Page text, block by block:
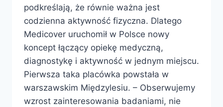
podkreślają, że równie ważna jest
codzienna aktywność fizyczna. Dlatego
Medicover uruchomił w Polsce nowy
koncept łączący opiekę medyczną,
diagnostykę i aktywność w jednym miejscu.
Pierwsza taka placówka powstała w
warszawskim Międzylesiu. – Obserwujemy
wzrost zainteresowania badaniami, nie